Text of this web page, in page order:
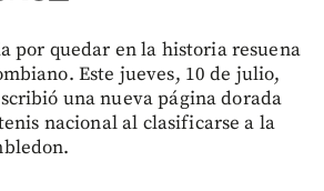
por quedar en la historia resuena
Este jueves, 10 de julio,
una nueva página dorada
nacional al clasificarse a la